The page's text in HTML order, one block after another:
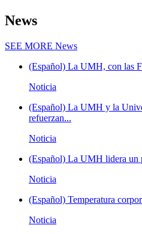
News
SEE MORE News
(Español) La UMH, con las
Noticia
(Español) La UMH y la
refuerzan...
Noticia
(Español) La UMH lidera un
Noticia
(Español) Temperatura
Noticia